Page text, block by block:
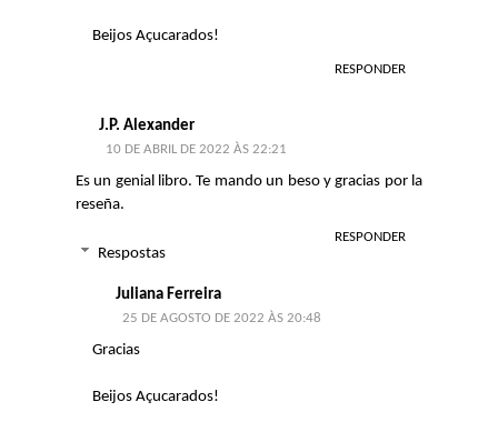
Beijos Açucarados!
RESPONDER
J.P. Alexander
10 DE ABRIL DE 2022 ÀS 22:21
Es un genial libro. Te mando un beso y gracias por la
reseña.
RESPONDER
Respostas
Juliana Ferreira
25 DE AGOSTO DE 2022 ÀS 20:48
Gracias
Beijos Açucarados!